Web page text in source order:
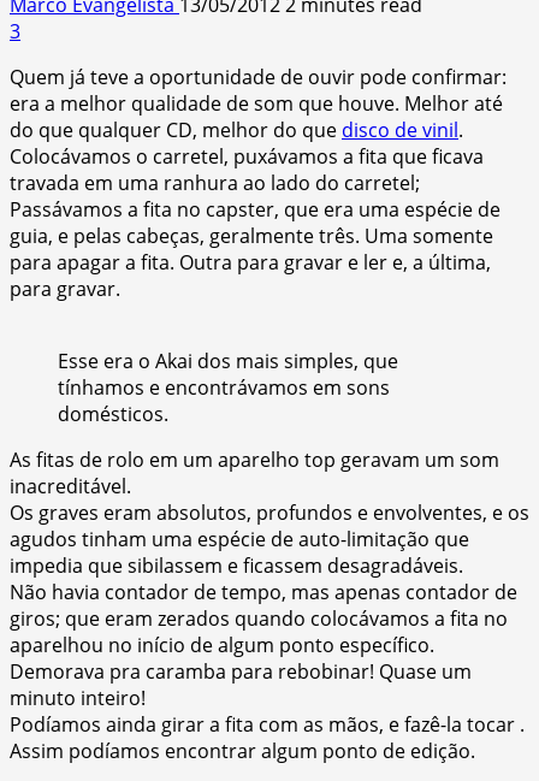
3
Quem já teve a oportunidade de ouvir pode confirmar:
era a melhor qualidade de som que houve. Melhor até
do que qualquer CD, melhor do que disco de vinil.
Colocávamos o carretel, puxávamos a fita que ficava
travada em uma ranhura ao lado do carretel;
Passávamos a fita no capster, que era uma espécie de
guia, e pelas cabeças, geralmente três. Uma somente
para apagar a fita. Outra para gravar e ler e, a última,
para gravar.
Esse era o Akai dos mais simples, que
tínhamos e encontrávamos em sons
domésticos.
As fitas de rolo em um aparelho top geravam um som
inacreditável.
Os graves eram absolutos, profundos e envolventes, e os
agudos tinham uma espécie de auto-limitação que
impedia que sibilassem e ficassem desagradáveis.
Não havia contador de tempo, mas apenas contador de
giros; que eram zerados quando colocávamos a fita no
aparelhou no início de algum ponto específico.
Demorava pra caramba para rebobinar! Quase um
minuto inteiro!
Podíamos ainda girar a fita com as mãos, e fazê-la tocar .
Assim podíamos encontrar algum ponto de edição.